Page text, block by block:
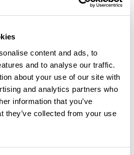
content and ads, to
and to analyse our traffic.
about your use of our site with
and analytics partners who
information that you’ve
they’ve collected from your use
à ajouter un avis !
un avis